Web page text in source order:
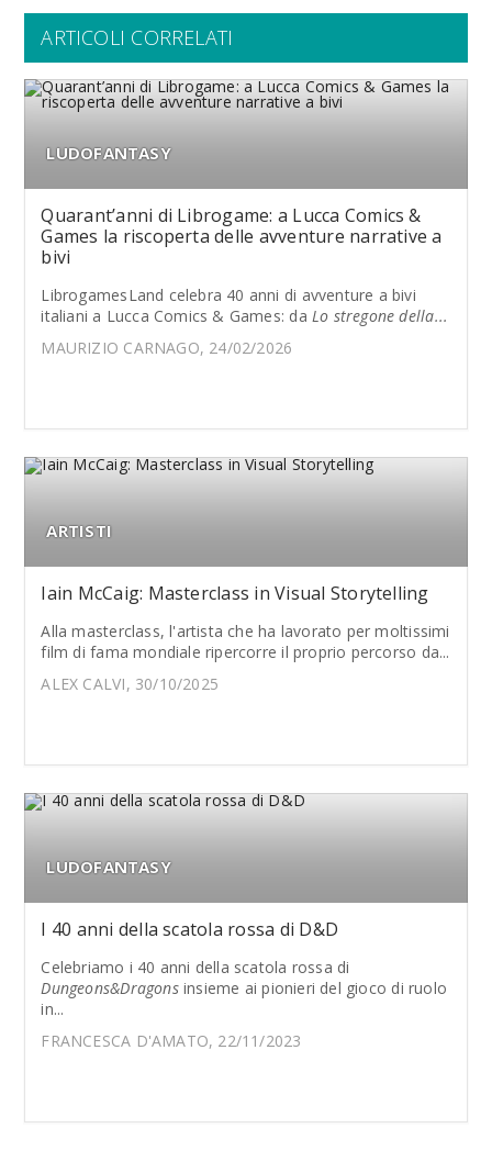
ARTICOLI CORRELATI
LUDOFANTASY
Quarant’anni di Librogame: a Lucca Comics &
Games la riscoperta delle avventure narrative a
bivi
LibrogamesLand celebra 40 anni di avventure a bivi
italiani a Lucca Comics & Games: da Lo stregone della...
MAURIZIO CARNAGO, 24/02/2026
ARTISTI
Iain McCaig: Masterclass in Visual Storytelling
Alla masterclass, l'artista che ha lavorato per moltissimi
film di fama mondiale ripercorre il proprio percorso da...
ALEX CALVI, 30/10/2025
LUDOFANTASY
I 40 anni della scatola rossa di D&D
Celebriamo i 40 anni della scatola rossa di
Dungeons&Dragonsinsieme ai pionieri del gioco di ruolo
in...
FRANCESCA D'AMATO, 22/11/2023